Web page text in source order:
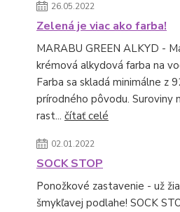
26.05.2022
Zelená je viac ako farba!
MARABU GREEN ALKYD -
krémová alkydová farba na
Farba sa skladá minimálne z
prírodného pôvodu. Suroviny
rast... čítať celé
02.01.2022
SOCK STOP
Ponožkové zastavenie - už
šmykľavej podlahe! SOCK